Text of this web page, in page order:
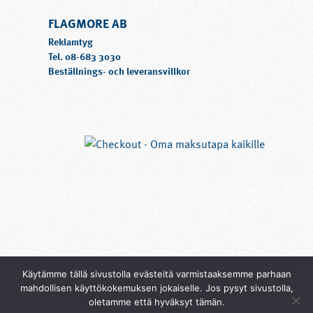
De
väljas
FLAGMORE AB
Reklamtyg
Tel.08-683 3030
Beställnings- och leveransvillkor
Käytämme tällä sivustolla evästeitä varmistaaksemme parhaan
mahdollisen käyttökokemuksen jokaiselle. Jos pysyt sivustolla,
oletamme että hyväksyt tämän.